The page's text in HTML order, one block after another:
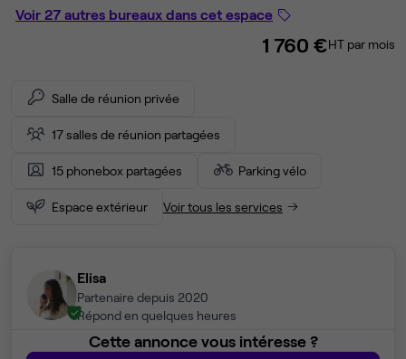
Voir 27 autres bureaux dans cet espace
1 760 €HT par mois
Salle de réunion privée
17 salles de réunion partagées
15 phonebox partagées Parking vélo
Espace extérieur Voir tous les services
Elisa
Partenaire depuis 2020
Répond en quelques heures
Cette annonce vous intéresse ?